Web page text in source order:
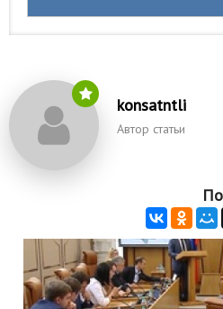
konsatntli
Автор статьи